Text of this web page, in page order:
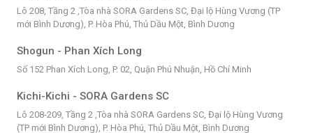
Lô 208, Tầng 2 ,Tòa nhà SORA Gardens SC, Đại lộ Hùng Vương (TP
mới Bình Dương), P. Hòa Phú, Thủ Dầu Một, Bình Dương
Shogun - Phan Xích Long
Số 152 Phan Xích Long, P. 02, Quận Phú Nhuận, Hồ Chí Minh
Kichi-Kichi - SORA Gardens SC
Lô 208-209, Tầng 2 ,Tòa nhà SORA Gardens SC, Đại lộ Hùng Vương
(TP mới Bình Dương), P. Hòa Phú, Thủ Dầu Một, Bình Dương